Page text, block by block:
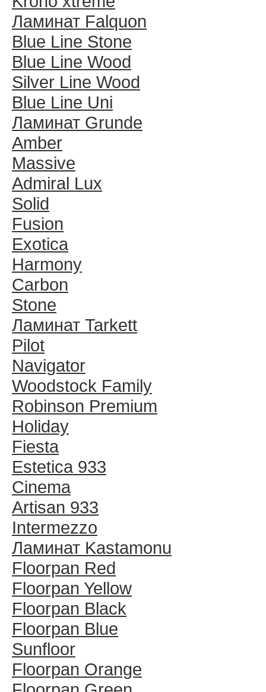
Ламинат Falquon
Blue Line Stone
Blue Line Wood
Silver Line Wood
Blue Line Uni
Ламинат Grunde
Amber
Massive
Admiral Lux
Solid
Fusion
Exotica
Harmony
Carbon
Stone
Ламинат Tarkett
Pilot
Navigator
Woodstock Family
Robinson Premium
Holiday
Fiesta
Estetica 933
Cinema
Artisan 933
Intermezzo
Ламинат Kastamonu
Floorpan Red
Floorpan Yellow
Floorpan Black
Floorpan Blue
Sunfloor
Floorpan Orange